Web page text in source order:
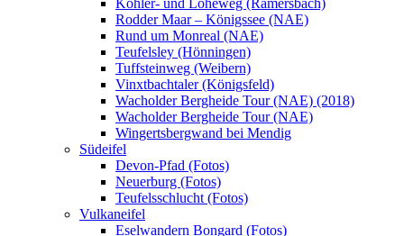
Köhler- und Loheweg (Ramersbach)
Rodder Maar – Königssee (NAE)
Rund um Monreal (NAE)
Teufelsley (Hönningen)
Tuffsteinweg (Weibern)
Vinxtbachtaler (Königsfeld)
Wacholder Bergheide Tour (NAE) (2018)
Wacholder Bergheide Tour (NAE)
Wingertsbergwand bei Mendig
Südeifel
Devon-Pfad (Fotos)
Neuerburg (Fotos)
Teufelsschlucht (Fotos)
Vulkaneifel
Eselwandern Bongard (Fotos)